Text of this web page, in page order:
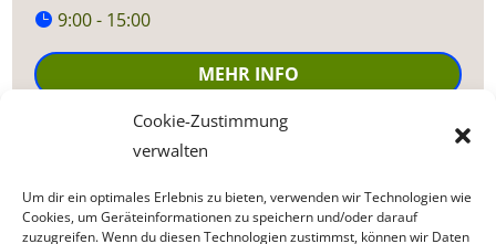
Cookie-Zustimmung
verwalten
Um dir ein optimales Erlebnis zu bieten, verwenden wir Technologien wie
Cookies, um Geräteinformationen zu speichern und/oder darauf
zuzugreifen. Wenn du diesen Technologien zustimmst, können wir Daten
9:00 - 15:00
MEHR INFO
KOMPLETTER